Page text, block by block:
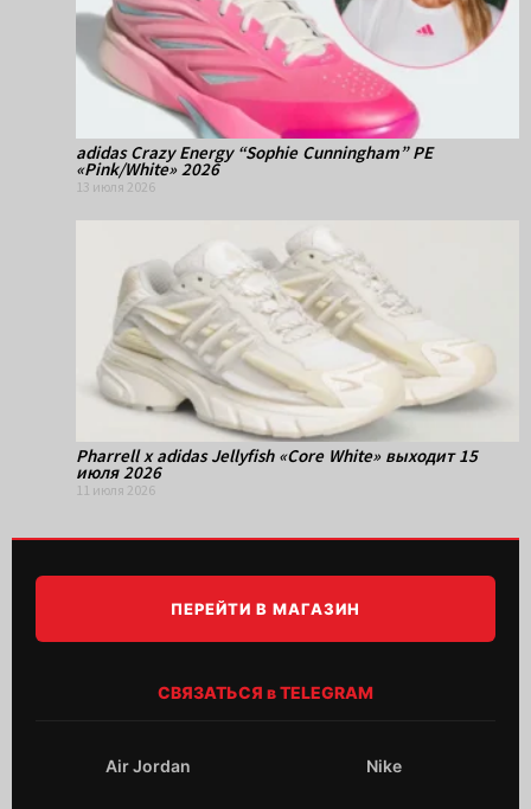
adidas Crazy Energy “Sophie Cunningham” PE
«Pink/White» 2026
13 июля 2026
Pharrell x adidas Jellyfish «Core White» выходит 15
июля 2026
11 июля 2026
ПЕРЕЙТИ В МАГАЗИН
СВЯЗАТЬСЯ в TELEGRAM
Air Jordan Nike